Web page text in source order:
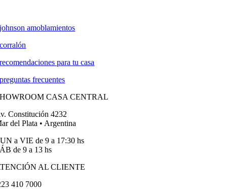
johnson amoblamientos
corralón
recomendaciones para tu casa
preguntas frecuentes
CASA CENTRAL
Constitución 4232
del Plata • Argentina
a VIE de 9 a 17:30 hs
de 9 a 13 hs
AL CLIENTE
410 7000